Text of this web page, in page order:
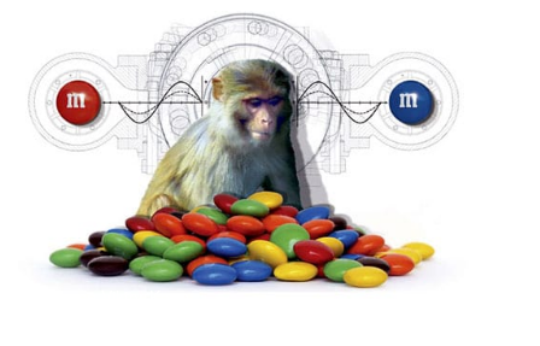
tajemství
firmy
zdraví
medicína